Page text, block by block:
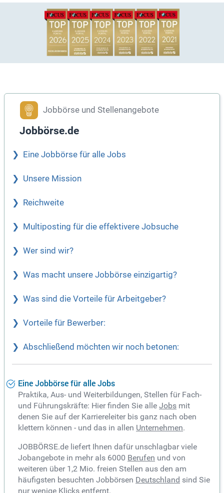
Jobbörse und Stellenangebote
Jobbörse.de
Eine Jobbörse für alle Jobs
Unsere Mission
Reichweite
Multiposting für die effektivere Jobsuche
Wer sind wir?
Was macht unsere Jobbörse einzigartig?
Was sind die Vorteile für Arbeitgeber?
Vorteile für Bewerber:
Abschließend möchten wir noch betonen:
Eine Jobbörse für alle Jobs
Praktika, Aus- und Weiterbildungen, Stellen für Fach-
und Führungskräfte: Hier finden Sie alle Jobs mit
denen Sie auf der Karriereleiter bis ganz nach oben
klettern können - und das in allen Unternehmen.
JOBBÖRSE.de liefert Ihnen dafür unschlagbar viele
Jobangebote in mehr als 6000 Berufen und von
weiteren über 1,2 Mio. freien Stellen aus den am
häufigsten besuchten Jobbörsen Deutschland sind Sie
nur wenige Klicks entfernt.